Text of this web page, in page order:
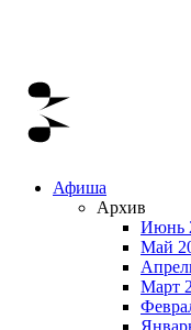
Афиша
Архив
Июнь
Май
Март